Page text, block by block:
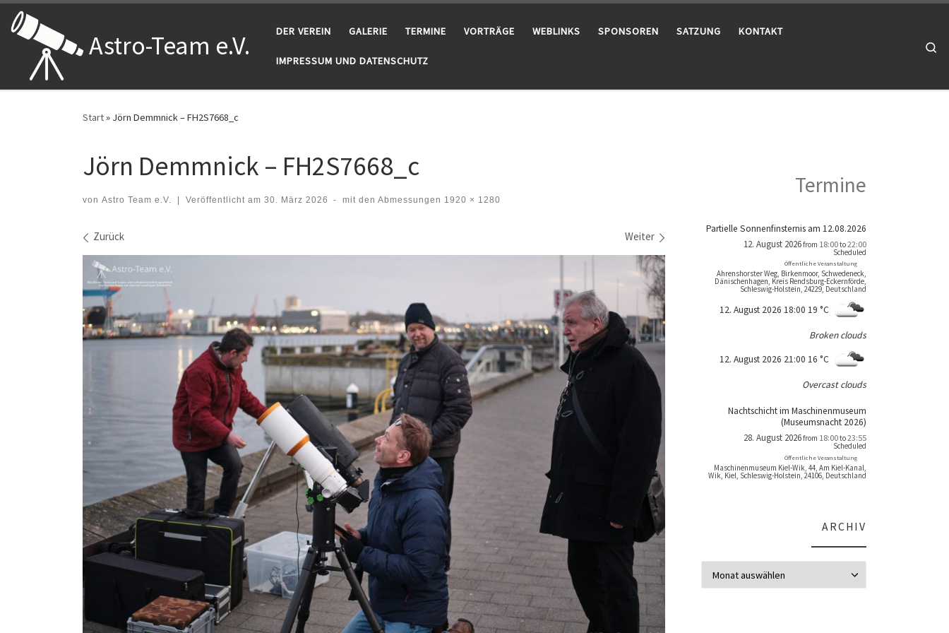
Zum Inhalt springen
Astro-Team e.V. DER VEREIN GALERIE TERMINE VORTRÄGE WEBLINKS SPONSOREN SATZUNG KONTAKT
IMPRESSUM UND DATENSCHUTZ
Start» Jörn Demmnick – FH2S7668_c
Jörn Demmnick – FH2S7668_c
von Astro Team e.V. Veröffentlicht am 30. März 2026 - mit den Abmessungen 1920 × 1280
Bilder Navigation
Zurück Weiter
Termine
Partielle Sonnenfinsternis am 12.08.2026
12. August 2026from 18:00to22:00
Scheduled
Öffentliche Veranstaltung
Ahrenshorster Weg, Birkenmoor, Schwedeneck,
Dänischenhagen, Kreis Rendsburg-Eckernförde,
Schleswig-Holstein, 24229, Deutschland
12. August 2026 18:00 19 °C
Broken clouds
12. August 2026 21:00 16 °C
Overcast clouds
Nachtschicht im Maschinenmuseum
(Museumsnacht 2026)
28. August 2026from 18:00to23:55
Scheduled
Öffentliche Veranstaltung
Maschinenmuseum Kiel-Wik, 44, Am Kiel-Kanal,
Wik, Kiel, Schleswig-Holstein, 24106, Deutschland
ARCHIV